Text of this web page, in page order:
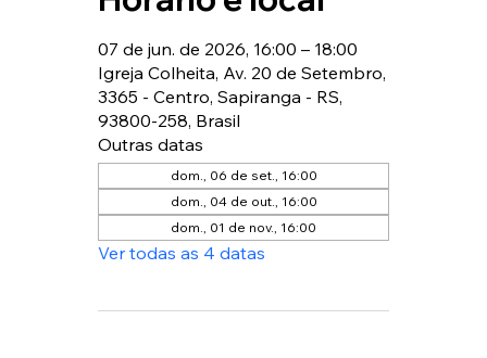
07 de jun. de 2026, 16:00 – 18:00
Igreja Colheita, Av. 20 de Setembro,
3365 - Centro, Sapiranga - RS,
93800-258, Brasil
Outras datas
dom., 06 de set., 16:00
dom., 04 de out., 16:00
dom., 01 de nov., 16:00
Ver todas as 4 datas